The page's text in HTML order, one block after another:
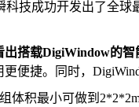
科技成功开发出了全
出搭载DigiWindow的智
便捷。同时，
体积最小可做到